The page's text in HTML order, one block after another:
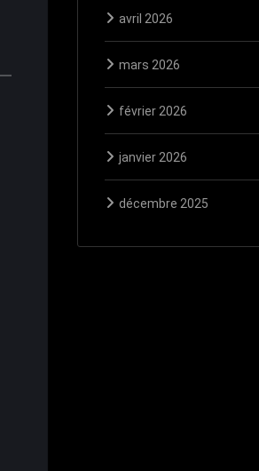
avril 2026
mars 2026
février 2026
janvier 2026
décembre 2025